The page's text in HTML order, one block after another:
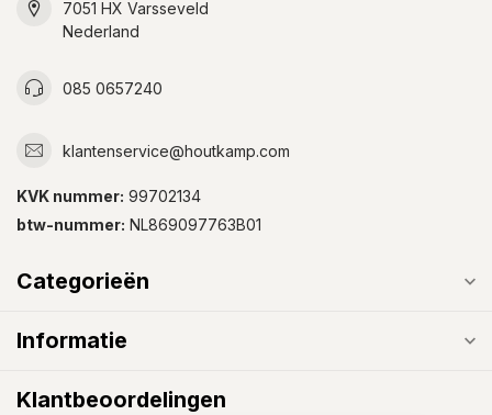
7051 HX Varsseveld
Nederland
085 0657240
klantenservice@houtkamp.com
KVK nummer: 99702134
btw-nummer: NL869097763B01
Categorieën
Informatie
Klantbeoordelingen